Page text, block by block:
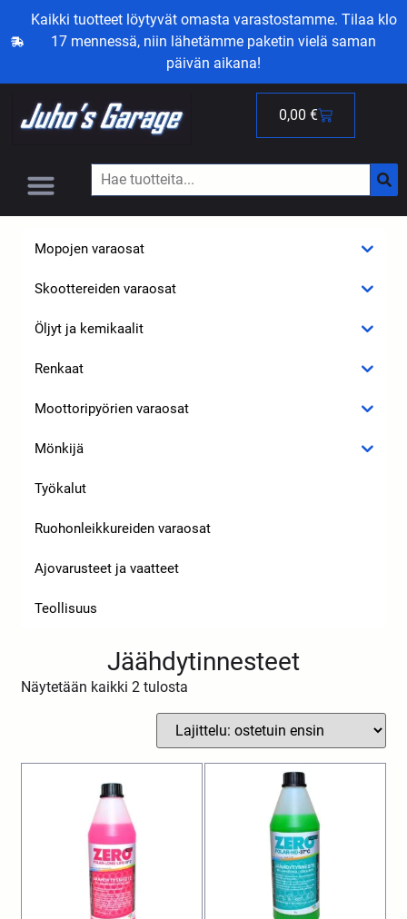
Kaikki tuotteet löytyvät omasta varastostamme. Tilaa klo
17 mennessä, niin lähetämme paketin vielä saman
päivän aikana!
0,00 €
Mopojen varaosat
Skoottereiden varaosat
Öljyt ja kemikaalit
Renkaat
Moottoripyörien varaosat
Mönkijä
Työkalut
Ruohonleikkureiden varaosat
Ajovarusteet ja vaatteet
Teollisuus
Jäähdytinnesteet
Näytetään kaikki 2 tulosta